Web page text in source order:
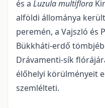
és a Luzula multiflora
alföldi állománya
peremén, a Vajszló és
Bükkháti-erdő
Drávamenti-sík
élőhelyi körülményeit
szemlélteti.